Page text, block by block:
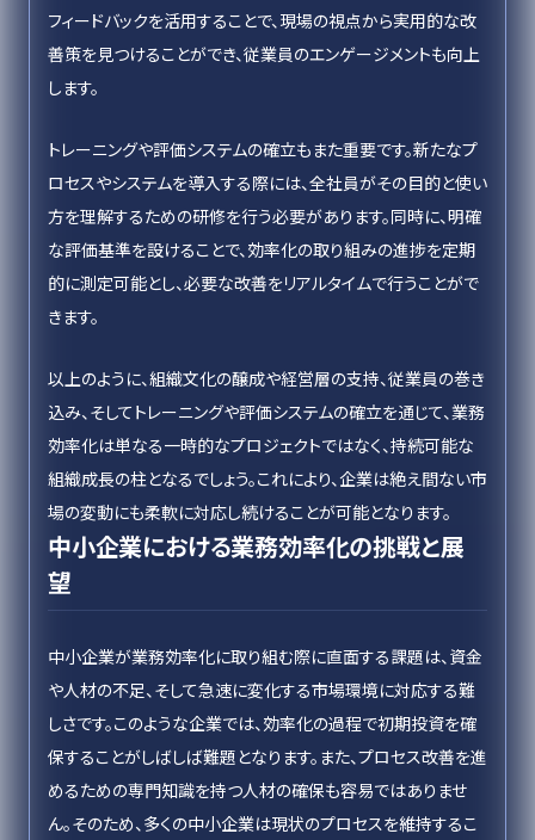
フィードバックを活用することで、現場の視点から実用的な改
善策を見つけることができ、従業員のエンゲージメントも向上
します。
トレーニングや評価システムの確立もまた重要です。新たなプ
ロセスやシステムを導入する際には、全社員がその目的と使い
方を理解するための研修を行う必要があります。同時に、明確
な評価基準を設けることで、効率化の取り組みの進捗を定期
的に測定可能とし、必要な改善をリアルタイムで行うことがで
きます。
以上のように、組織文化の醸成や経営層の支持、従業員の巻き
込み、そしてトレーニングや評価システムの確立を通じて、業務
効率化は単なる一時的なプロジェクトではなく、持続可能な
組織成長の柱となるでしょう。これにより、企業は絶え間ない市
場の変動にも柔軟に対応し続けることが可能となります。
中小企業における業務効率化の挑戦と展
望
中小企業が業務効率化に取り組む際に直面する課題は、資金
や人材の不足、そして急速に変化する市場環境に対応する難
しさです。このような企業では、効率化の過程で初期投資を確
保することがしばしば難題となります。また、プロセス改善を進
めるための専門知識を持つ人材の確保も容易ではありませ
ん。そのため、多くの中小企業は現状のプロセスを維持するこ